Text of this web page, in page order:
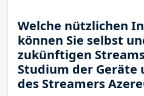
Welche nützlichen
können Sie selbst
zukünftigen
Studium der Geräte
des Streamers